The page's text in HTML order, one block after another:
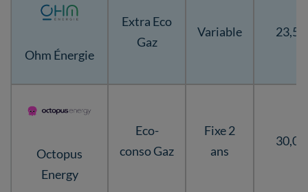
Ohm Énergie
Extra Eco
Gaz
Variable 23,50
Octopus
Energy
Eco-
conso Gaz
Fixe 2
ans
30,07